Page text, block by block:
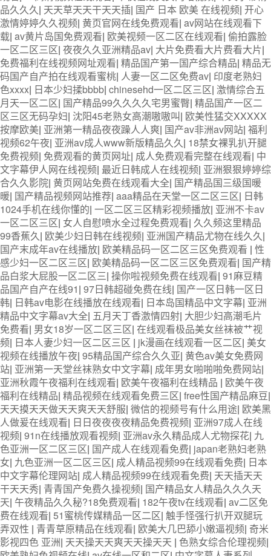
品久久久| 天天草天天干天天插| 国产 日本 欧美 在线视频| 开心
激情婷婷久久视频| 黄页官网在线免费观看| av网站在线观看下
载| av黄片岛国免费观看| 欧美视频一区二区在线观看| 偷拍露脸
一区二区三区| 夜夜久久亚洲精品av| 大片免费看大片费看大片|
免费福利在线视频网址观看| 精品国产第一国产综合精品| 精品无
码国产自产拍在线观看蜜桃| 人妻一区二区免费av| 印度老熟妇
色xxxx| 日本少妇揉bbbb| chinesehd一区二区三区| 激情综合五
月天一区二区| 国产精品99久久久久宅男蜜臀| 精品国产一区二
区三区无码孕妇| 沈阳45老熟女高潮嗷嗷叫| 欧美性猛交XXXXX
按摩欧美| 亚洲第一精品夜夜躁人人爽| 国产av非洲av网站| 福利
视频62午夜| 亚洲av成人www新版精品久久| 18禁女裸乳扒开腿
免费视频| 免费观看的黄页网址| 成人免费观看完整在线观看| 中
文字幕伊人网在线视频| 最近日韩成人在线视频| 亚洲狠狠婷婷综
合久久影院| 黄页网站免费在线观看大全| 国产精品国三级国暖
暖| 国产精品视频网站推荐| aaa精品在天堂一区二区三区| 日韩
1024手机在线你懂的| 一区二区三区精彩视频播放| 亚洲不卡av
一区二区三区| 女人自慰喷水全过程免费观看| 久久频这里精品
99香蕉久| 欧美少妇日韩在线视频| 亚洲国产精品尤物在线久久|
国产末成年av在线播放| 欧美精品码一区二区三区免费观看 | 性
感少妇一区二区三区| 欧美精品码一区二区三区免费观看| 国产精
品白浆大屁股一区二区三| 操你啦视频免费在线观看| 91麻豆精
品国产自产在线91| 97日韩超碰免费在线| 国产一区日韩一区日
韩| 日韩av电影在线播放在线观看| 日本岛国精品中文字幕| 亚洲
精品中文字幕av大全| 五月天丁香激情四射| 大胆少妇高潮毛片
免费看| 男女18岁一区二区三区| 在线观看极品美女丝袜被艹视
频| 日本人妻少妇一区二区三区 | jk漫画在线观看一区二区| 美女
视频在线播放午夜| 95精品国产综合久久亚| 黄色av美女免费网
站| 亚洲第一天堂丝袜熟女中文字幕| 成年男女啪啪啪免费网站|
亚洲秋霞午夜福利在线观看| 欧美午夜福利在线精品 | 欧美午夜
福利在线精品| 精品视频在线观看免费三区| free性国产精品麻豆|
天天摸天天做天天爽天天舒服| 微信的视频号有什么用途| 欧美黑
人做爰在线观看| 日日夜夜夜夜精品免费视频| 亚洲97成人在线
视频| 91n在线播放观看视频| 亚洲av永久精品成人尤物探花| 九
色亚洲一区二区三区| 国产成人在线观看免费| japan老熟妇老熟
女| 九色亚洲一区二区三区| 成人精品视频99在线观看免费| 日本
中文字幕伦理网站| 成人精品视频99在线观看免费| 天天插天天
干天天秀| 青青国产免费久操视频| 国产精品女人精品久久久天
天| 午夜精品久久秘?18免费观看| 182午夜tv在线观看| av二区免
费在线观看| 51蜜桃传媒精品一区二区| 触手怪强行扒开双腿玩
弄双性 | 青青草原精品在线观看| 欧美大几巴舔小嫩逼视频| 奇米
影视四色 亚洲| 天天操天天爽天天操天天 | 色熟女综合伦理视频|